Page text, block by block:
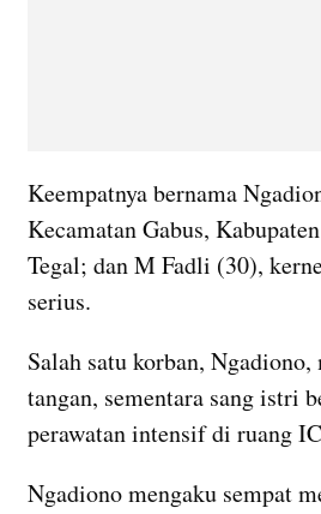
Keempatnya bernama
Kecamatan Gabus,
Tegal; dan M Fadli (30),
serius.
Salah satu korban,
tangan, sementara sang istri
perawatan intensif di ruang
Ngadiono mengaku sempat